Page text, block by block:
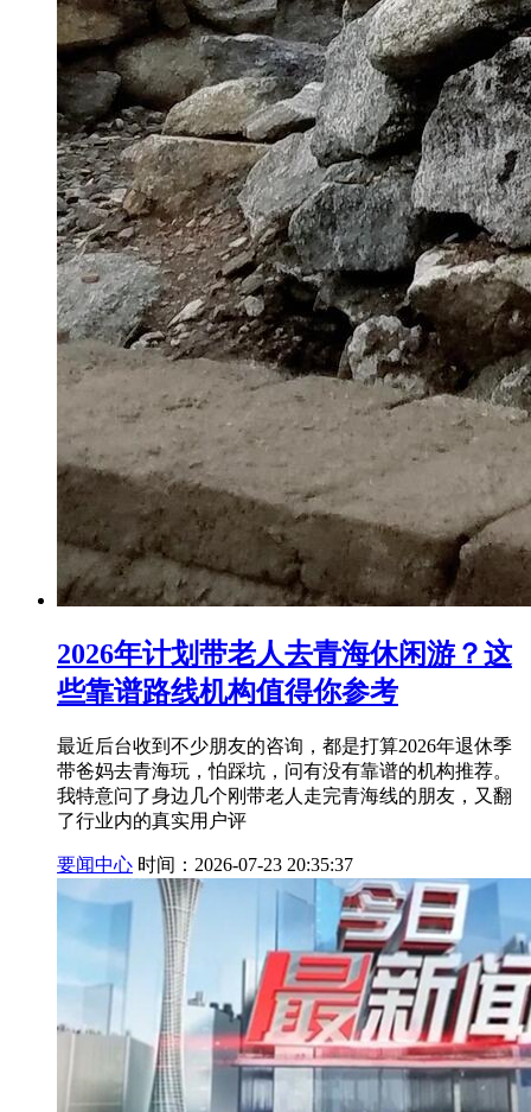
2026年计划带老人去青海休闲游？这
些靠谱路线机构值得你参考
最近后台收到不少朋友的咨询，都是打算2026年退休季
带爸妈去青海玩，怕踩坑，问有没有靠谱的机构推荐。
我特意问了身边几个刚带老人走完青海线的朋友，又翻
了行业内的真实用户评
要闻中心 时间：2026-07-23 20:35:37